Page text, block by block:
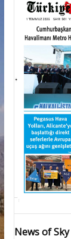
News of Sky